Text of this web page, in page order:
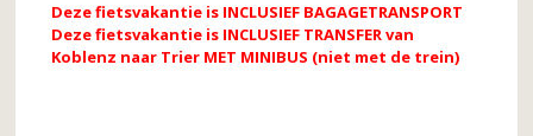
Deze fietsvakantie is INCLUSIEF BAGAGETRANSPORT
Deze fietsvakantie is INCLUSIEF TRANSFER van
Koblenz naar Trier MET MINIBUS (niet met de trein)